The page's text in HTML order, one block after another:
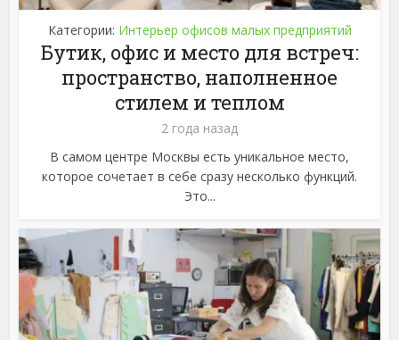
Категории: Интерьер офисов малых предприятий
Бутик, офис и место для встреч:
пространство, наполненное
стилем и теплом
2 года назад
В самом центре Москвы есть уникальное место,
которое сочетает в себе сразу несколько функций.
Это...